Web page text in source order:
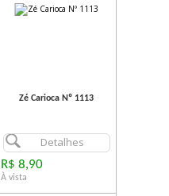
Zé Carioca Nº 1113
Detalhes
R$ 8,90
À vista